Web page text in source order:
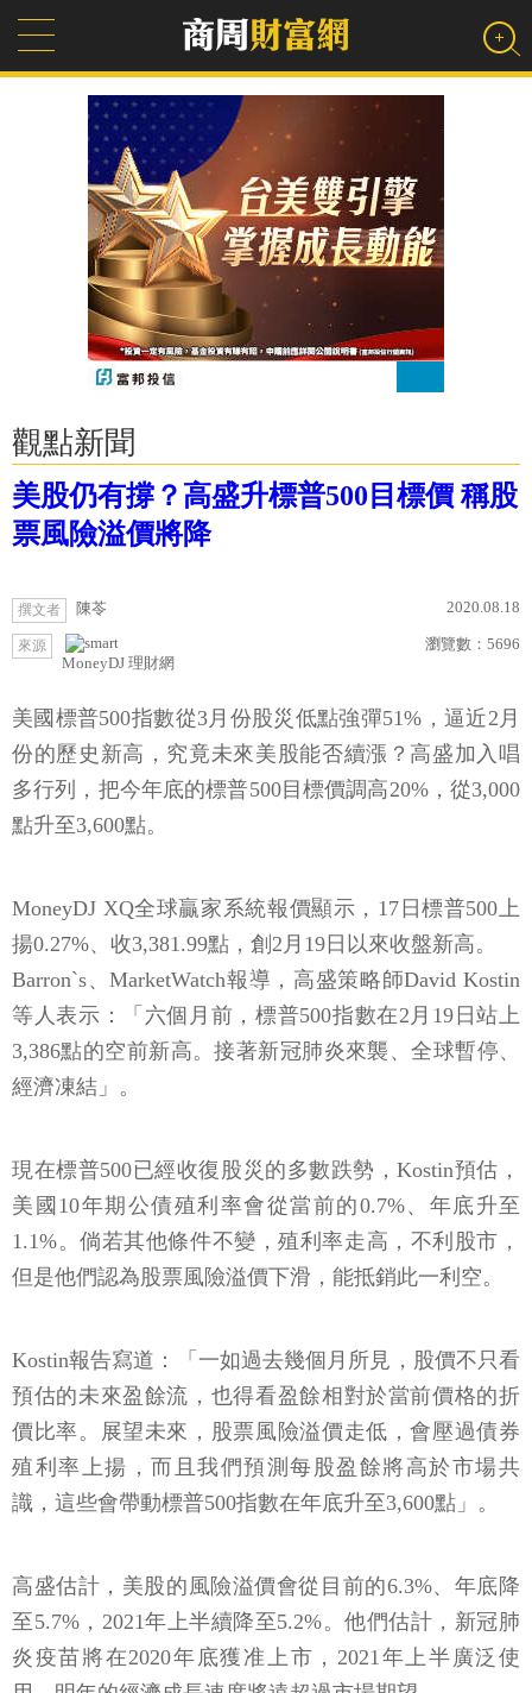
觀點新聞
美股仍有撐？高盛升標普500目標價 稱股
票風險溢價將降
撰文者 陳苓 2020.08.18
來源
MoneyDJ 理財網
瀏覽數： 5696
美國標普500指數從3月份股災低點強彈51%，逼近2月
份的歷史新高，究竟未來美股能否續漲？高盛加入唱
多行列，把今年底的標普500目標價調高20%，從3,000
點升至3,600點。
MoneyDJ XQ全球贏家系統報價顯示，17日標普500上
揚0.27%、收3,381.99點，創2月19日以來收盤新高。
Barron`s、MarketWatch報導，高盛策略師David Kostin
等人表示：「六個月前，標普500指數在2月19日站上
3,386點的空前新高。接著新冠肺炎來襲、全球暫停、
經濟凍結」。
現在標普500已經收復股災的多數跌勢，Kostin預估，
美國10年期公債殖利率會從當前的0.7%、年底升至
1.1%。倘若其他條件不變，殖利率走高，不利股市，
但是他們認為股票風險溢價下滑，能抵銷此一利空。
Kostin報告寫道：「一如過去幾個月所見，股價不只看
預估的未來盈餘流，也得看盈餘相對於當前價格的折
價比率。展望未來，股票風險溢價走低，會壓過債券
殖利率上揚，而且我們預測每股盈餘將高於市場共
識，這些會帶動標普500指數在年底升至3,600點」。
高盛估計，美股的風險溢價會從目前的6.3%、年底降
至5.7%，2021年上半續降至5.2%。他們估計，新冠肺
炎疫苗將在2020年底獲准上市，2021年上半廣泛使